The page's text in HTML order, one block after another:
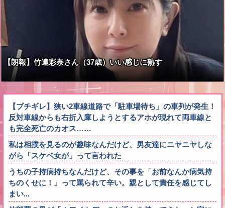
【朗報】竹達彩奈さん（37歳）いい感じに熟す
【ブチギレ】狭い2車線道路で「駐車場待ち」の車列が発生！
反対車線からも右折入庫しようとするアホが現れて両車線と
も完全死亡のカオス……
私は相撲を見るのが趣味なんだけど、男友達にニヤニヤしな
がら「スケベ女が」って言われた
うちの子持病持ちなんだけど、その事を「お前なんか病気持
ちのくせに！」って罵られて辛い。親として責任を感じてし
まい...